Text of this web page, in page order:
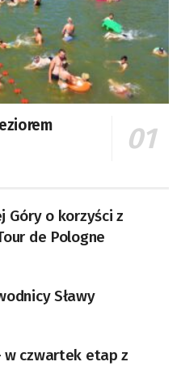
Góry o korzyści z
de Pologne
Sławy
w czwartek etap z